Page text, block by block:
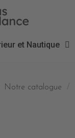
et Nautique
Notre catalogue